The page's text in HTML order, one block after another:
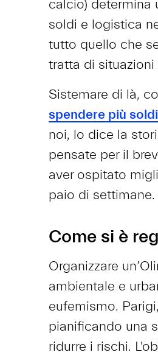
calcio) determina
soldi e logistica
tutto quello che
tratta di situazioni
Sistemare di là,
spendere più
noi, lo dice la
pensate per il
aver ospitato
paio di settimane.
Come si è
Organizzare
ambientale e
eufemismo.
pianificando una
ridurre i rischi.